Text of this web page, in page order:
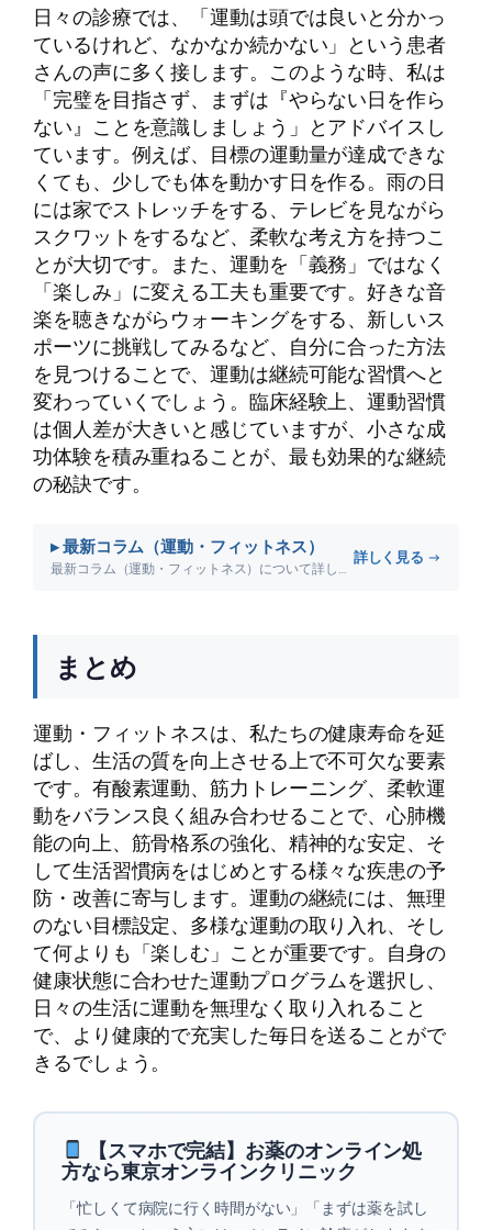
日々の診療では、「運動は頭では良いと分かっ
ているけれど、なかなか続かない」という患者
さんの声に多く接します。このような時、私は
「完璧を目指さず、まずは『やらない日を作ら
ない』ことを意識しましょう」とアドバイスし
ています。例えば、目標の運動量が達成できな
くても、少しでも体を動かす日を作る。雨の日
には家でストレッチをする、テレビを見ながら
スクワットをするなど、柔軟な考え方を持つこ
とが大切です。また、運動を「義務」ではなく
「楽しみ」に変える工夫も重要です。好きな音
楽を聴きながらウォーキングをする、新しいス
ポーツに挑戦してみるなど、自分に合った方法
を見つけることで、運動は継続可能な習慣へと
変わっていくでしょう。臨床経験上、運動習慣
は個人差が大きいと感じていますが、小さな成
功体験を積み重ねることが、最も効果的な継続
の秘訣です。
▸ 最新コラム（運動・フィットネス）
最新コラム（運動・フィットネス）について詳しく解説します。
詳しく見る →
まとめ
運動・フィットネスは、私たちの健康寿命を延
ばし、生活の質を向上させる上で不可欠な要素
です。有酸素運動、筋力トレーニング、柔軟運
動をバランス良く組み合わせることで、心肺機
能の向上、筋骨格系の強化、精神的な安定、そ
して生活習慣病をはじめとする様々な疾患の予
防・改善に寄与します。運動の継続には、無理
のない目標設定、多様な運動の取り入れ、そし
て何よりも「楽しむ」ことが重要です。自身の
健康状態に合わせた運動プログラムを選択し、
日々の生活に運動を無理なく取り入れること
で、より健康的で充実した毎日を送ることがで
きるでしょう。
【スマホで完結】お薬のオンライン処
方なら東京オンラインクリニック
「忙しくて病院に行く時間がない」「まずは薬を試し